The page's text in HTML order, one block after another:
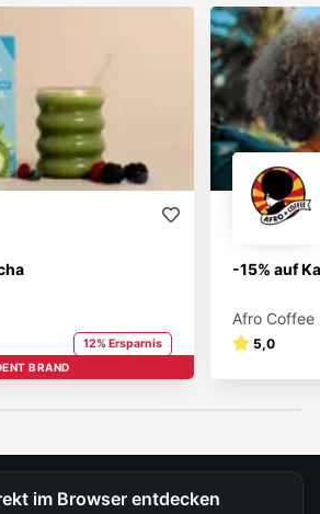
12% Ersparnis
BRAND
-15% auf
Afro Coffee
5,0
im Browser entdecken